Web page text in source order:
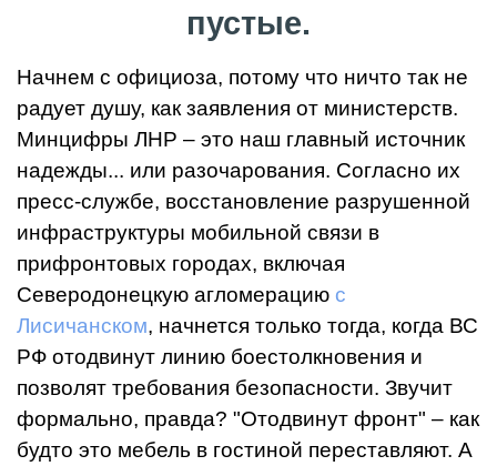
пустые.
Начнем с официоза, потому что ничто так не
радует душу, как заявления от министерств.
Минцифры ЛНР – это наш главный источник
надежды... или разочарования. Согласно их
пресс-службе, восстановление разрушенной
инфраструктуры мобильной связи в
прифронтовых городах, включая
Северодонецкую агломерацию с
Лисичанском, начнется только тогда, когда ВС
РФ отодвинут линию боестолкновения и
позволят требования безопасности. Звучит
формально, правда? "Отодвинут фронт" – как
будто это мебель в гостиной переставляют. А